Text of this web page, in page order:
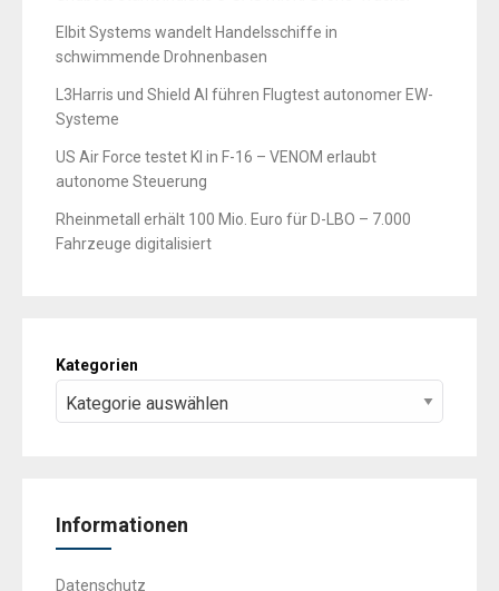
Elbit Systems wandelt Handelsschiffe in
schwimmende Drohnenbasen
L3Harris und Shield AI führen Flugtest autonomer EW-
Systeme
US Air Force testet KI in F-16 – VENOM erlaubt
autonome Steuerung
Rheinmetall erhält 100 Mio. Euro für D-LBO – 7.000
Fahrzeuge digitalisiert
Kategorien
Informationen
Datenschutz